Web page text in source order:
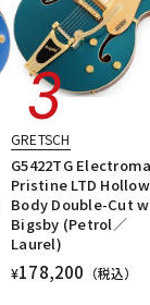
GRETSCH
G5422TG
Pristine LTD Hollow
Body Double-Cut
Bigsby (Petrol／
Laurel)
¥178,200 （税込）